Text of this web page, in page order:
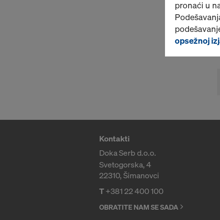
Kontakti
Doka Serb d.o.o.
Svetogorska, 4
22310, Šimanovci
T+381 22 400 100
OBRATITE NAM SE SADA
pronaći u
opsežnoj